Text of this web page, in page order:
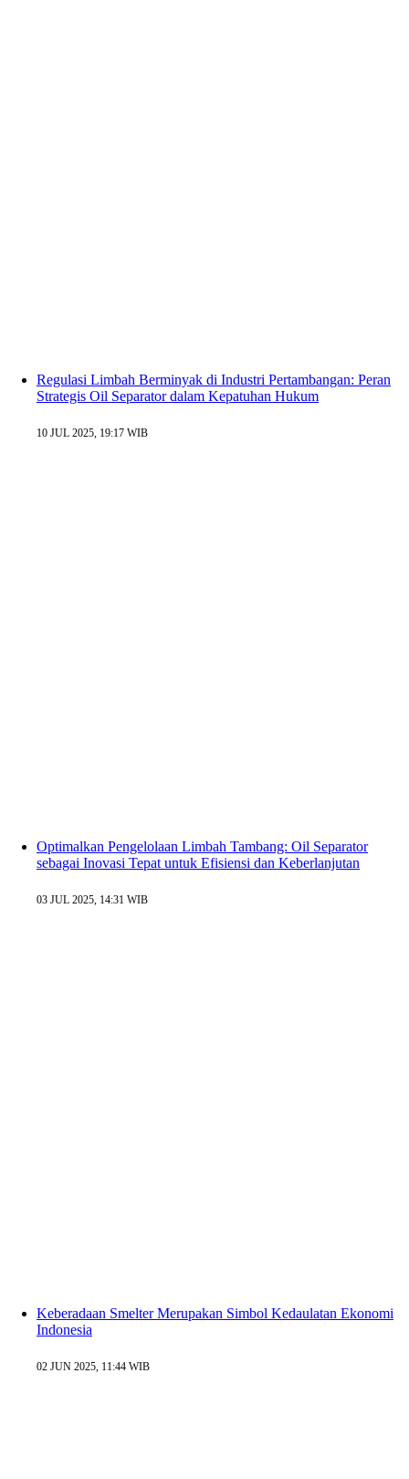
Regulasi Limbah Berminyak di Industri Pertambangan: Peran
Strategis Oil Separator dalam Kepatuhan Hukum
10 JUL 2025, 19:17 WIB
Optimalkan Pengelolaan Limbah Tambang: Oil Separator
sebagai Inovasi Tepat untuk Efisiensi dan Keberlanjutan
03 JUL 2025, 14:31 WIB
Keberadaan Smelter Merupakan Simbol Kedaulatan Ekonomi
Indonesia
02 JUN 2025, 11:44 WIB